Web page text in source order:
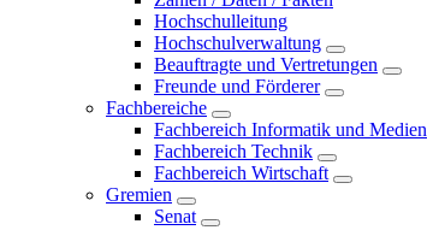
Hochschulleitung
Hochschulverwaltung
Beauftragte und Vertretungen
Freunde und Förderer
Fachbereiche
Fachbereich Informatik und Medien
Fachbereich Technik
Fachbereich Wirtschaft
Gremien
Senat